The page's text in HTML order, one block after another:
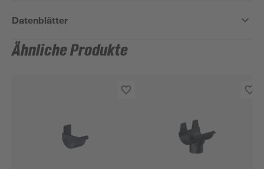
Datenblätter
Ähnliche Produkte